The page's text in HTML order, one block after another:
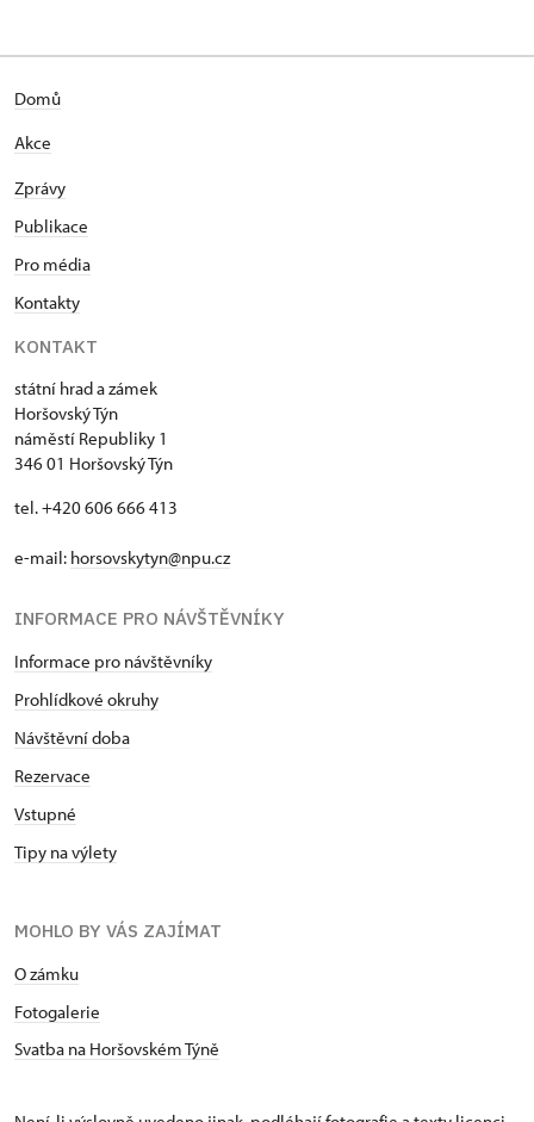
Domů
Akce
Zprávy
Publikace
Pro média
Kontakty
KONTAKT
státní hrad a zámek
Horšovský Týn
náměstí Republiky 1
346 01 Horšovský Týn
tel. +420 606 666 413
e-mail: horsovskytyn@npu.cz
INFORMACE PRO NÁVŠTĚVNÍKY
Informace pro návštěvníky
Prohlídkové okruhy
Návštěvní doba
Rezervace
Vstupné
Tipy na výlety
MOHLO BY VÁS ZAJÍMAT
O zámku
Fotogalerie
Svatba na Horšovském Týně